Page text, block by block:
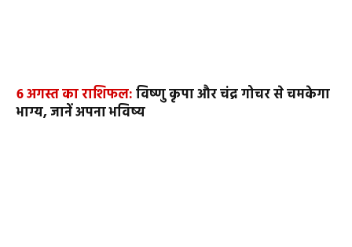
6 अगस्त का राशिफल:विष्णु कृपा और चंद्र गोचर से चमकेगा
भाग्य, जानें अपना भविष्य